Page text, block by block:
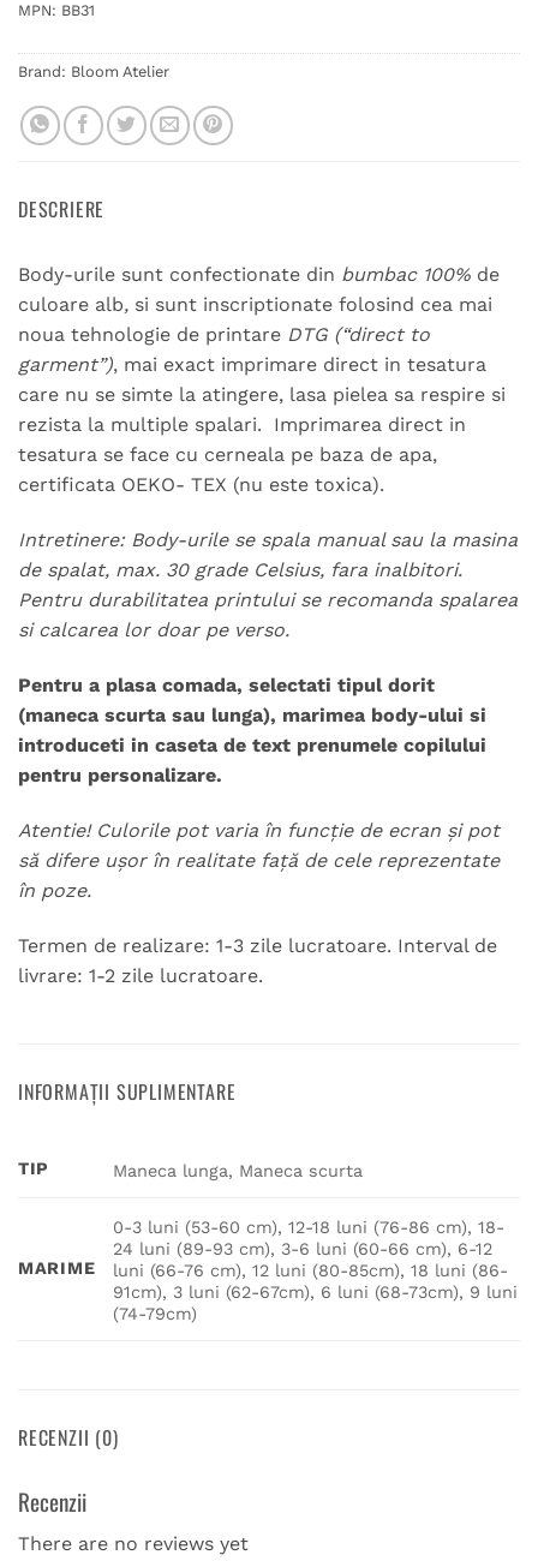
MPN: BB31
Brand: Bloom Atelier
DESCRIERE
Body-urile sunt confectionate din bumbac 100% de
culoare alb, si sunt inscriptionate folosind cea mai
noua tehnologie de printare DTG (“direct to
garment”), mai exact imprimare direct in tesatura
care nu se simte la atingere, lasa pielea sa respire si
rezista la multiple spalari. Imprimarea direct in
tesatura se face cu cerneala pe baza de apa,
certificata OEKO- TEX (nu este toxica).
Intretinere: Body-urile se spala manual sau la masina
de spalat, max. 30 grade Celsius, fara inalbitori.
Pentru durabilitatea printului se recomanda spalarea
si calcarea lor doar pe verso.
Pentru a plasa comada, selectati tipul dorit
(maneca scurta sau lunga), marimea body-ului si
introduceti in caseta de text prenumele copilului
pentru personalizare.
Atentie! Culorile pot varia în funcție de ecran și pot
să difere ușor în realitate față de cele reprezentate
în poze.
Termen de realizare: 1-3 zile lucratoare. Interval de
livrare: 1-2 zile lucratoare.
INFORMAȚII SUPLIMENTARE
TIP Maneca lunga, Maneca scurta
MARIME
0-3 luni (53-60 cm), 12-18 luni (76-86 cm), 18-
24 luni (89-93 cm), 3-6 luni (60-66 cm), 6-12
luni (66-76 cm), 12 luni (80-85cm), 18 luni (86-
91cm), 3 luni (62-67cm), 6 luni (68-73cm), 9 luni
(74-79cm)
RECENZII (0)
Recenzii
There are no reviews yet